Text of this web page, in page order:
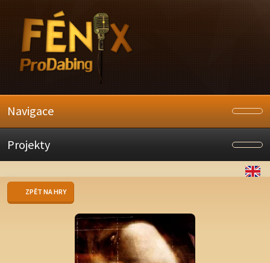
Navigace
Projekty
ZPĚT NA HRY